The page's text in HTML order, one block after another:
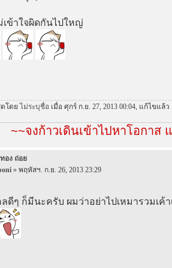
เข้าใจผิดกันไปใหญ่
ดโดยไม่ระบุชื่อเมื่อ ศุกร์ ก.ย. 27, 2013 00:04, แก้ไขแล้ว
~~จงก้าวเดินเข้าไปหาโอกาส
อง ถ่อย
» พฤหัสฯ. ก.ย. 26, 2013 23:29
ดีๆ ก็มีนะครับ ผมว่าอย่าไปเหมารวมเค้